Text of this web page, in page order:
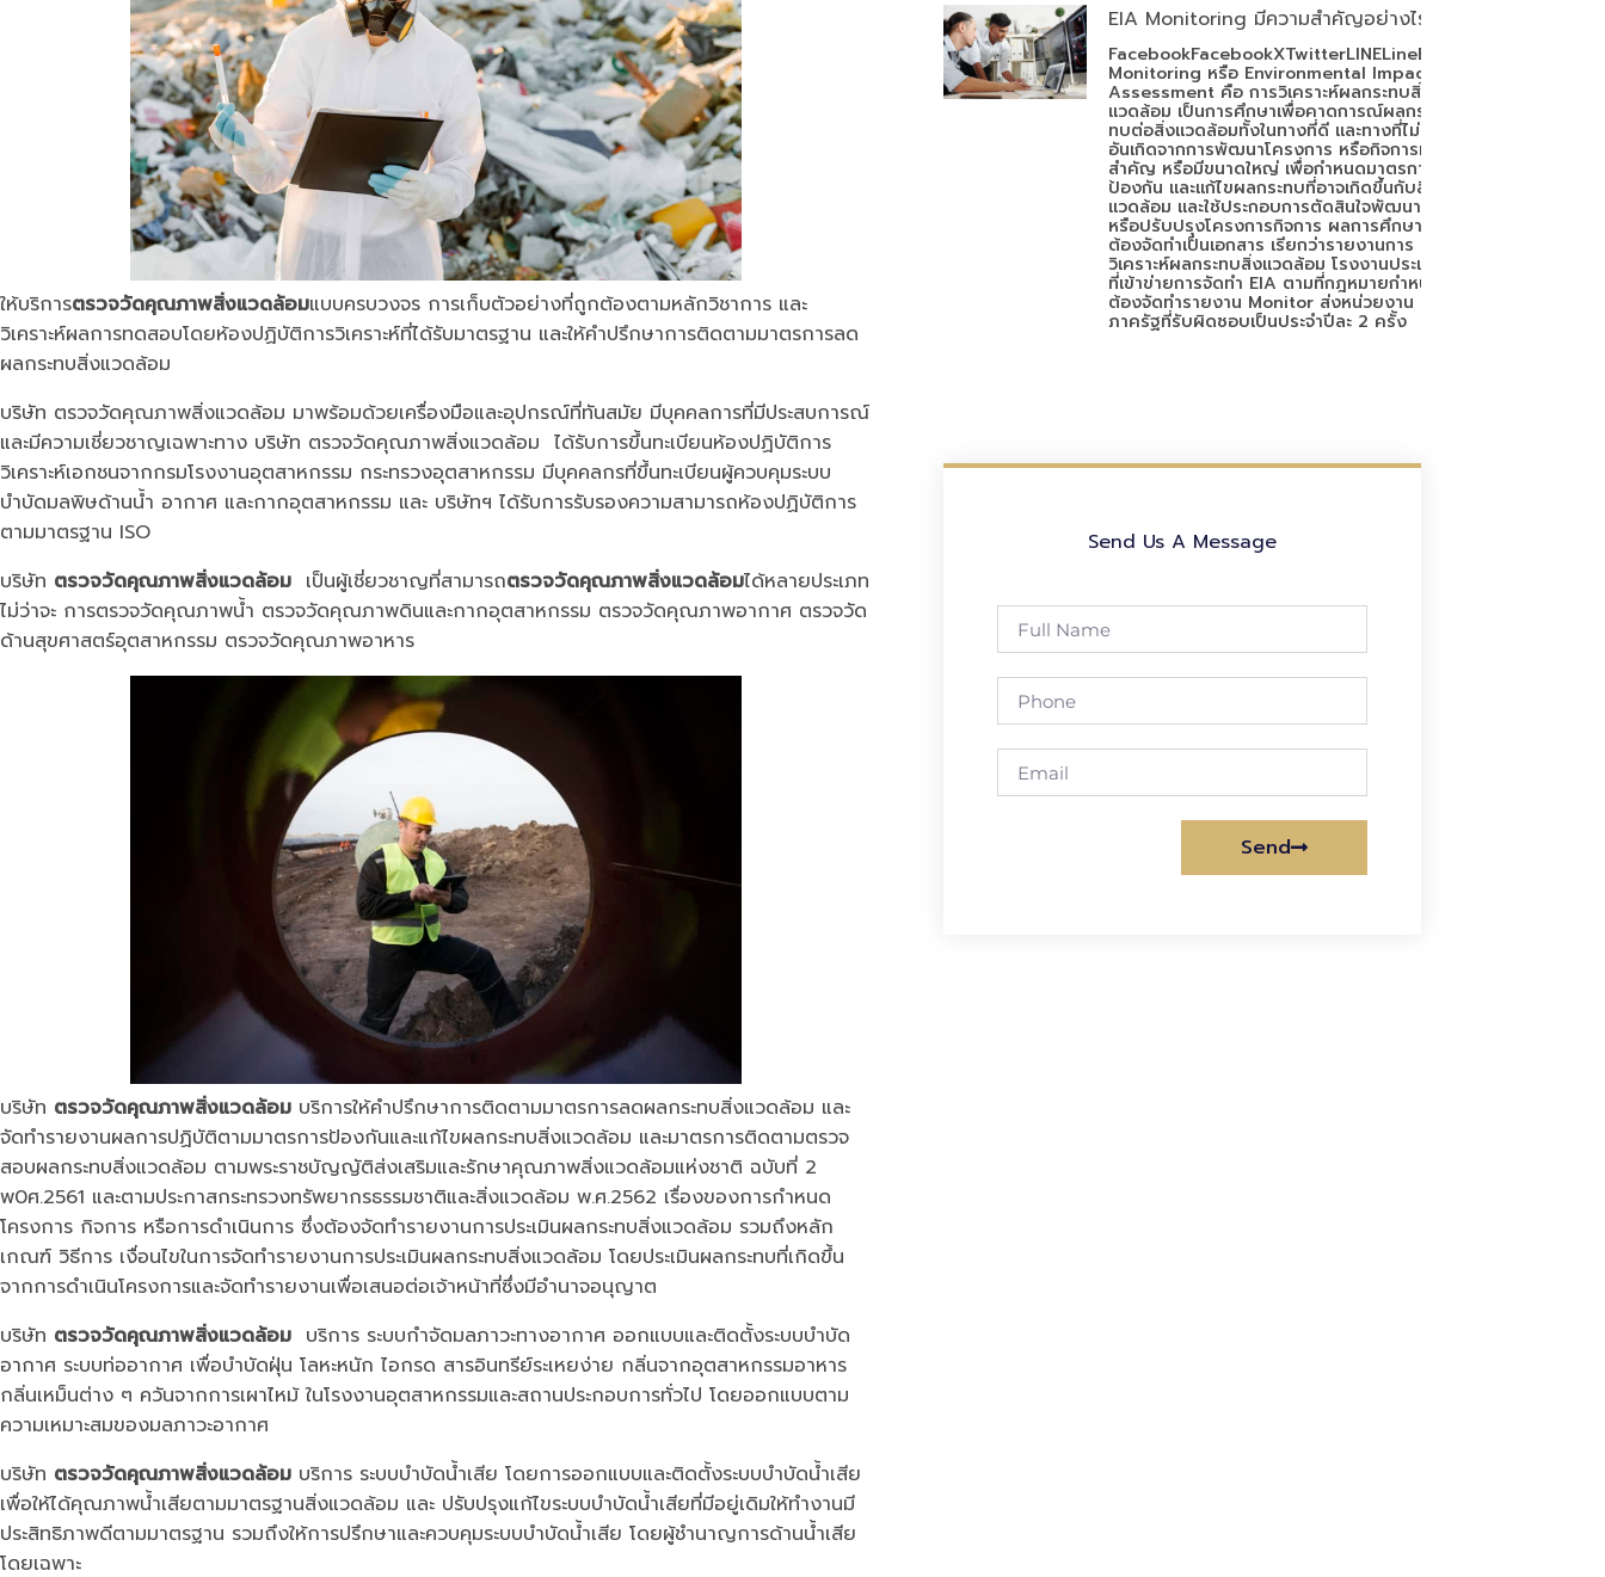
ให้บริการตรวจวัดคุณภาพสิ่งแวดล้อมแบบครบวงจร การเก็บตัวอย่างที่ถูกต้องตามหลักวิชาการ และ
วิเคราะห์ผลการทดสอบโดยห้องปฏิบัติการวิเคราะห์ที่ได้รับมาตรฐาน และให้คำปรึกษาการติดตามมาตรการลด
ผลกระทบสิ่งแวดล้อม
บริษัท ตรวจวัดคุณภาพสิ่งแวดล้อม มาพร้อมด้วยเครื่องมือและอุปกรณ์ที่ทันสมัย มีบุคคลการที่มีประสบการณ์
และมีความเชี่ยวชาญเฉพาะทาง บริษัท ตรวจวัดคุณภาพสิ่งแวดล้อม ได้รับการขึ้นทะเบียนห้องปฏิบัติการ
วิเคราะห์เอกชนจากกรมโรงงานอุตสาหกรรม กระทรวงอุตสาหกรรม มีบุคคลกรที่ขึ้นทะเบียนผู้ควบคุมระบบ
บำบัดมลพิษด้านน้ำ อากาศ และกากอุตสาหกรรม และ บริษัทฯ ได้รับการรับรองความสามารถห้องปฏิบัติการ
ตามมาตรฐาน ISO
บริษัท ตรวจวัดคุณภาพสิ่งแวดล้อม เป็นผู้เชี่ยวชาญที่สามารถตรวจวัดคุณภาพสิ่งแวดล้อมได้หลายประเภท
ไม่ว่าจะ การตรวจวัดคุณภาพน้ำ ตรวจวัดคุณภาพดินและกากอุตสาหกรรม ตรวจวัดคุณภาพอากาศ ตรวจวัด
ด้านสุขศาสตร์อุตสาหกรรม ตรวจวัดคุณภาพอาหาร
บริษัท ตรวจวัดคุณภาพสิ่งแวดล้อม บริการให้คำปรึกษาการติดตามมาตรการลดผลกระทบสิ่งแวดล้อม และ
จัดทำรายงานผลการปฏิบัติตามมาตรการป้องกันและแก้ไขผลกระทบสิ่งแวดล้อม และมาตรการติดตามตรวจ
สอบผลกระทบสิ่งแวดล้อม ตามพระราชบัญญัติส่งเสริมและรักษาคุณภาพสิ่งแวดล้อมแห่งชาติ ฉบับที่ 2
พ0ศ.2561 และตามประกาสกระทรวงทรัพยากรธรรมชาติและสิ่งแวดล้อม พ.ศ.2562 เรื่องของการกำหนด
โครงการ กิจการ หรือการดำเนินการ ซึ่งต้องจัดทำรายงานการประเมินผลกระทบสิ่งแวดล้อม รวมถึงหลัก
เกณฑ์ วิธีการ เงื่อนไขในการจัดทำรายงานการประเมินผลกระทบสิ่งแวดล้อม โดยประเมินผลกระทบที่เกิดขึ้น
จากการดำเนินโครงการและจัดทำรายงานเพื่อเสนอต่อเจ้าหน้าที่ซึ่งมีอำนาจอนุญาต
บริษัท ตรวจวัดคุณภาพสิ่งแวดล้อม บริการ ระบบกำจัดมลภาวะทางอากาศ ออกแบบและติดตั้งระบบบำบัด
อากาศ ระบบท่ออากาศ เพื่อบำบัดฝุ่น โลหะหนัก ไอกรด สารอินทรีย์ระเหยง่าย กลิ่นจากอุตสาหกรรมอาหาร
กลิ่นเหม็นต่าง ๆ ควันจากการเผาไหม้ ในโรงงานอุตสาหกรรมและสถานประกอบการทั่วไป โดยออกแบบตาม
ความเหมาะสมของมลภาวะอากาศ
บริษัท ตรวจวัดคุณภาพสิ่งแวดล้อม บริการ ระบบบำบัดน้ำเสีย โดยการออกแบบและติดตั้งระบบบำบัดน้ำเสีย
เพื่อให้ได้คุณภาพน้ำเสียตามมาตรฐานสิ่งแวดล้อม และ ปรับปรุงแก้ไขระบบบำบัดน้ำเสียที่มีอยู่เดิมให้ทำงานมี
ประสิทธิภาพดีตามมาตรฐาน รวมถึงให้การปรึกษาและควบคุมระบบบำบัดน้ำเสีย โดยผู้ชำนาญการด้านน้ำเสีย
โดยเฉพาะ
EIA Monitoring มีความสำคัญอย่างไร
FacebookFacebookXTwitterLINELineEIA
Monitoring หรือ Environmental Impact
Assessment คือ การวิเคราะห์ผลกระทบสิ่ง
แวดล้อม เป็นการศึกษาเพื่อคาดการณ์ผลกระ
ทบต่อสิ่งแวดล้อมทั้งในทางที่ดี และทางที่ไม่ดี
อันเกิดจากการพัฒนาโครงการ หรือกิจการที่
สำคัญ หรือมีขนาดใหญ่ เพื่อกำหนดมาตรการ
ป้องกัน และแก้ไขผลกระทบที่อาจเกิดขึ้นกับสิ่ง
แวดล้อม และใช้ประกอบการตัดสินใจพัฒนา
หรือปรับปรุงโครงการกิจการ ผลการศึกษา
ต้องจัดทำเป็นเอกสาร เรียกว่ารายงานการ
วิเคราะห์ผลกระทบสิ่งแวดล้อม โรงงานประเภท
ที่เข้าข่ายการจัดทำ EIA ตามที่กฎหมายกำหนด
ต้องจัดทำรายงาน Monitor ส่งหน่วยงาน
ภาครัฐที่รับผิดชอบเป็นประจำปีละ 2 ครั้ง
Send Us A Message
Send